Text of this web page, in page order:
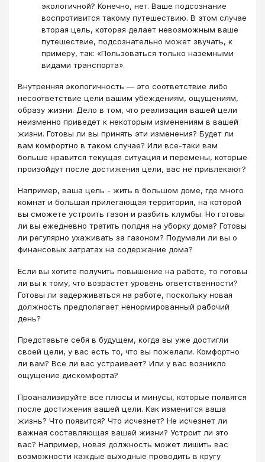
экологичной? Конечно, нет. Ваше подсознание
воспротивится такому путешествию. В этом случае
вторая цель, которая делает невозможным ваше
путешествие, подсознательно может звучать, к
примеру, так: «Пользоваться только наземными
видами транспорта».
Внутренняя экологичность ― это соответствие либо
несоответствие цели вашим убеждениям, ощущениям,
образу жизни. Дело в том, что реализация вашей цели
неизменно приведет к некоторым изменениям в вашей
жизни. Готовы ли вы принять эти изменения? Будет ли
вам комфортно в таком случае? Или все-таки вам
больше нравится текущая ситуация и перемены, которые
произойдут после достижения цели, вас не привлекают?
Например, ваша цель - жить в большом доме, где много
комнат и большая прилегающая территория, на которой
вы сможете устроить газон и разбить клумбы. Но готовы
ли вы ежедневно тратить полдня на уборку дома? Готовы
ли регулярно ухаживать за газоном? Подумали ли вы о
финансовых затратах на содержание дома?
Если вы хотите получить повышение на работе, то готовы
ли вы к тому, что возрастет уровень ответственности?
Готовы ли задерживаться на работе, поскольку новая
должность предполагает ненормированный рабочий
день?
Представьте себя в будущем, когда вы уже достигли
своей цели, у вас есть то, что вы пожелали. Комфортно
ли вам? Все ли вас устраивает? Или у вас возникло
ощущение дискомфорта?
Проанализируйте все плюсы и минусы, которые появятся
после достижения вашей цели. Как изменится ваша
жизнь? Что появится? Что исчезнет? Не исчезнет ли
важная составляющая вашей жизни? Устроит ли это
вас? Например, новая должность может лишить вас
возможности каждые выходные проводить в кругу